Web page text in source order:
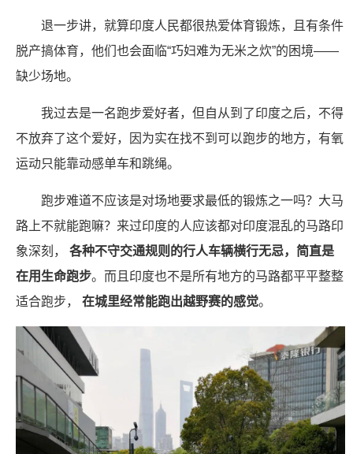
退一步讲，就算印度人民都很热爱体育锻炼，且有条件
脱产搞体育，他们也会面临“巧妇难为无米之炊”的困境——
缺少场地。
我过去是一名跑步爱好者，但自从到了印度之后，不得
不放弃了这个爱好，因为实在找不到可以跑步的地方，有氧
运动只能靠动感单车和跳绳。
跑步难道不应该是对场地要求最低的锻炼之一吗？大马
路上不就能跑嘛？来过印度的人应该都对印度混乱的马路印
象深刻， 各种不守交通规则的行人车辆横行无忌，简直是
在用生命跑步。而且印度也不是所有地方的马路都平平整整
适合跑步， 在城里经常能跑出越野赛的感觉。